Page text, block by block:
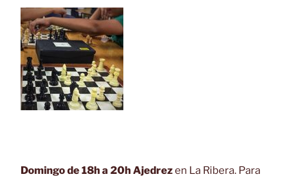
Domingo de 18h a 20h Ajedrezen La Ribera. Para